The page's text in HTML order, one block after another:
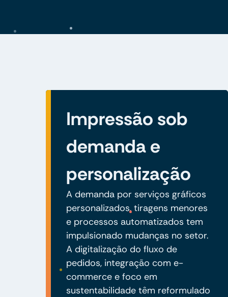
Impressão sob
demanda e
personalização
A demanda por serviços gráficos
personalizados, tiragens menores
e processos automatizados tem
impulsionado mudanças no setor.
A digitalização do fluxo de
pedidos, integração com e-
commerce e foco em
sustentabilidade têm reformulado